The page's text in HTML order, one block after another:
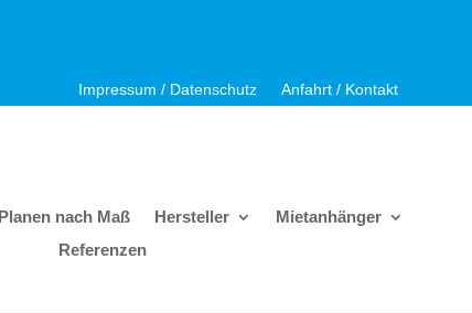
Impressum / Datenschutz Anfahrt / Kontakt
Planen nach Maß Hersteller
Mietanhänger
Referenzen